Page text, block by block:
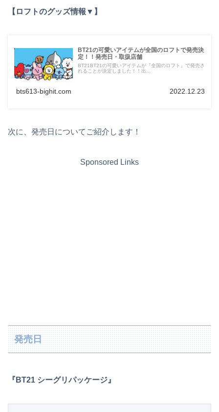
【ロフトのグッズ情報▼】
BT21の可愛いアイテムが全国のロフトで発売決
定！！発売日・取扱店舗
BT21BT21の可愛いアイテムが『全国のロフト』で発売さ
れることが決定しました！！出...
bts613-bighit.com 2022.12.23
次に、発売日についてご紹介します！
Sponsored Links
発売日
『BT21 シーグリパッケージ』